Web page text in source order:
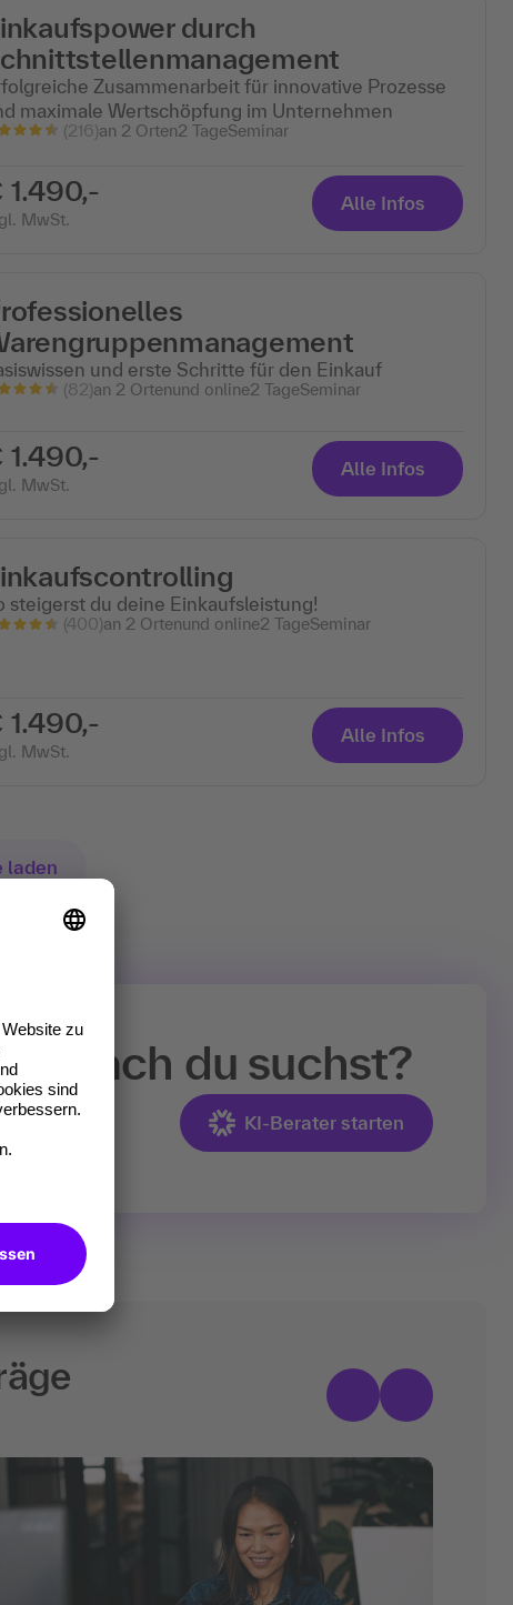
durch
Zusammenarbeit für innovative Prozesse
maximale Wertschöpfung im Unternehmen
(216)an 2 Orten2 TageSeminar
1.490,-
MwSt.
Alle Infos
und erste Schritte für den Einkauf
(82)an 2 Ortenund online2 TageSeminar
1.490,-
MwSt.
Alle Infos
steigerst du deine Einkaufsleistung!
(400)an 2 Ortenund online2 TageSeminar
1.490,-
MwSt.
Alle Infos
laden
du suchst?
erhalte
schnell und
KI-Berater starten